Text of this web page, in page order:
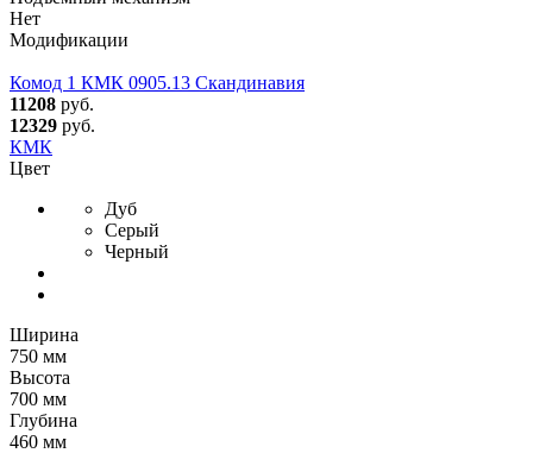
Нет
Модификации
Комод 1 КМК 0905.13 Скандинавия
11208 руб.
12329 руб.
КМК
Цвет
Дуб
Серый
Черный
Ширина
750 мм
Высота
700 мм
Глубина
460 мм